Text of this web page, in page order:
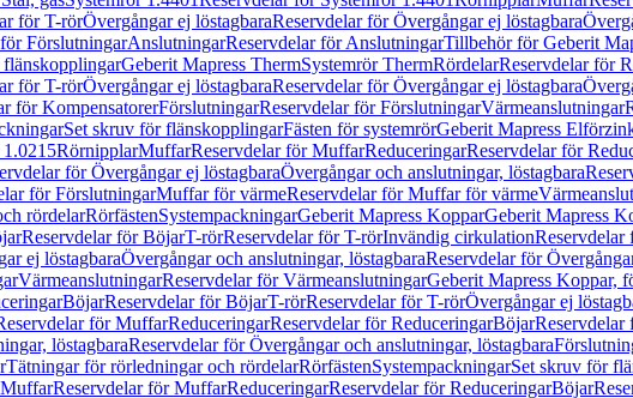
för T-rörÖvergångar ej löstagbaraReservdelar för Övergångar ej löstagbara
FörslutningarAnslutningarReservdelar för AnslutningarTillbehör för Geberit
Geberit Mapress ThermSystemrör ThermRördelarReservdelar för
för T-rörÖvergångar ej löstagbaraReservdelar för Övergångar ej löstagbara
för KompensatorerFörslutningarReservdelar för FörslutningarVärmeanslutningar
Set skruv för flänskopplingarFästen för systemrörGeberit Mapress
1.0215RörnipplarMuffarReservdelar för MuffarReduceringarReservdelar för
för Övergångar ej löstagbaraÖvergångar och anslutningar, löstagbara
för FörslutningarMuffar för värmeReservdelar för Muffar för värme
rördelarRörfästenSystempackningarGeberit Mapress KopparGeberit Mapress
Reservdelar för BöjarT-rörReservdelar för T-rörInvändig cirkulation
ej löstagbaraÖvergångar och anslutningar, löstagbaraReservdelar för
VärmeanslutningarReservdelar för VärmeanslutningarGeberit Mapress Koppar,
BöjarReservdelar för BöjarT-rörReservdelar för T-rörÖvergångar ej
för MuffarReduceringarReservdelar för ReduceringarBöjarReservdelar
löstagbaraReservdelar för Övergångar och anslutningar, löstagbara
Tätningar för rörledningar och rördelarRörfästenSystempackningarSet skruv för
MuffarReservdelar för MuffarReduceringarReservdelar för ReduceringarBöjar